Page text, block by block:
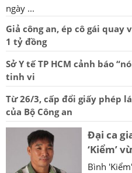
ngày ...
Giả công an, ép cô gái
1 tỷ đồng
Sở Y tế TP HCM cảnh báo
tinh vi
Từ 26/3, cấp đổi giấy phép
của Bộ Công an
Đại ca
‘Kiểm’
Bình